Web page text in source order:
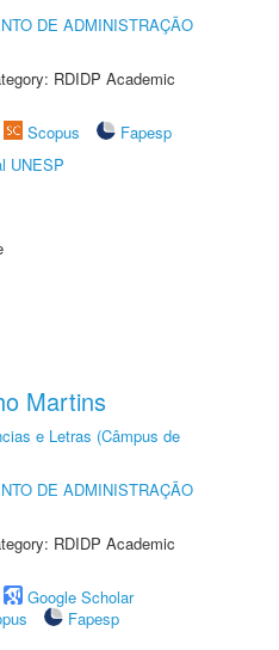
DE ADMINISTRAÇÃO
RDIDP Academic
Scopus
Fapesp
UNESP
Martins
e Letras (Câmpus de
DE ADMINISTRAÇÃO
RDIDP Academic
Google Scholar
Fapesp